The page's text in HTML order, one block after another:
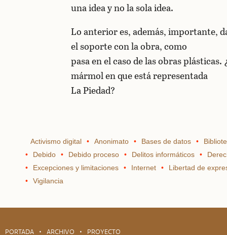
una idea y no la sola idea.
Lo anterior es, además, importante,
el soporte con la obra, como
pasa en el caso de las obras
mármol en que está representada
La Piedad?
Activismo digital Anonimato Bases de datos
Debido
Debido proceso Delitos informáticos
Excepciones y limitaciones
Internet
Libertad de
Vigilancia
PORTADA ARCHIVO PROYECTO